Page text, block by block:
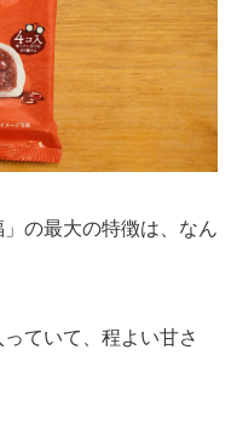
の最大の特徴は、なん
ていて、程よい甘さ